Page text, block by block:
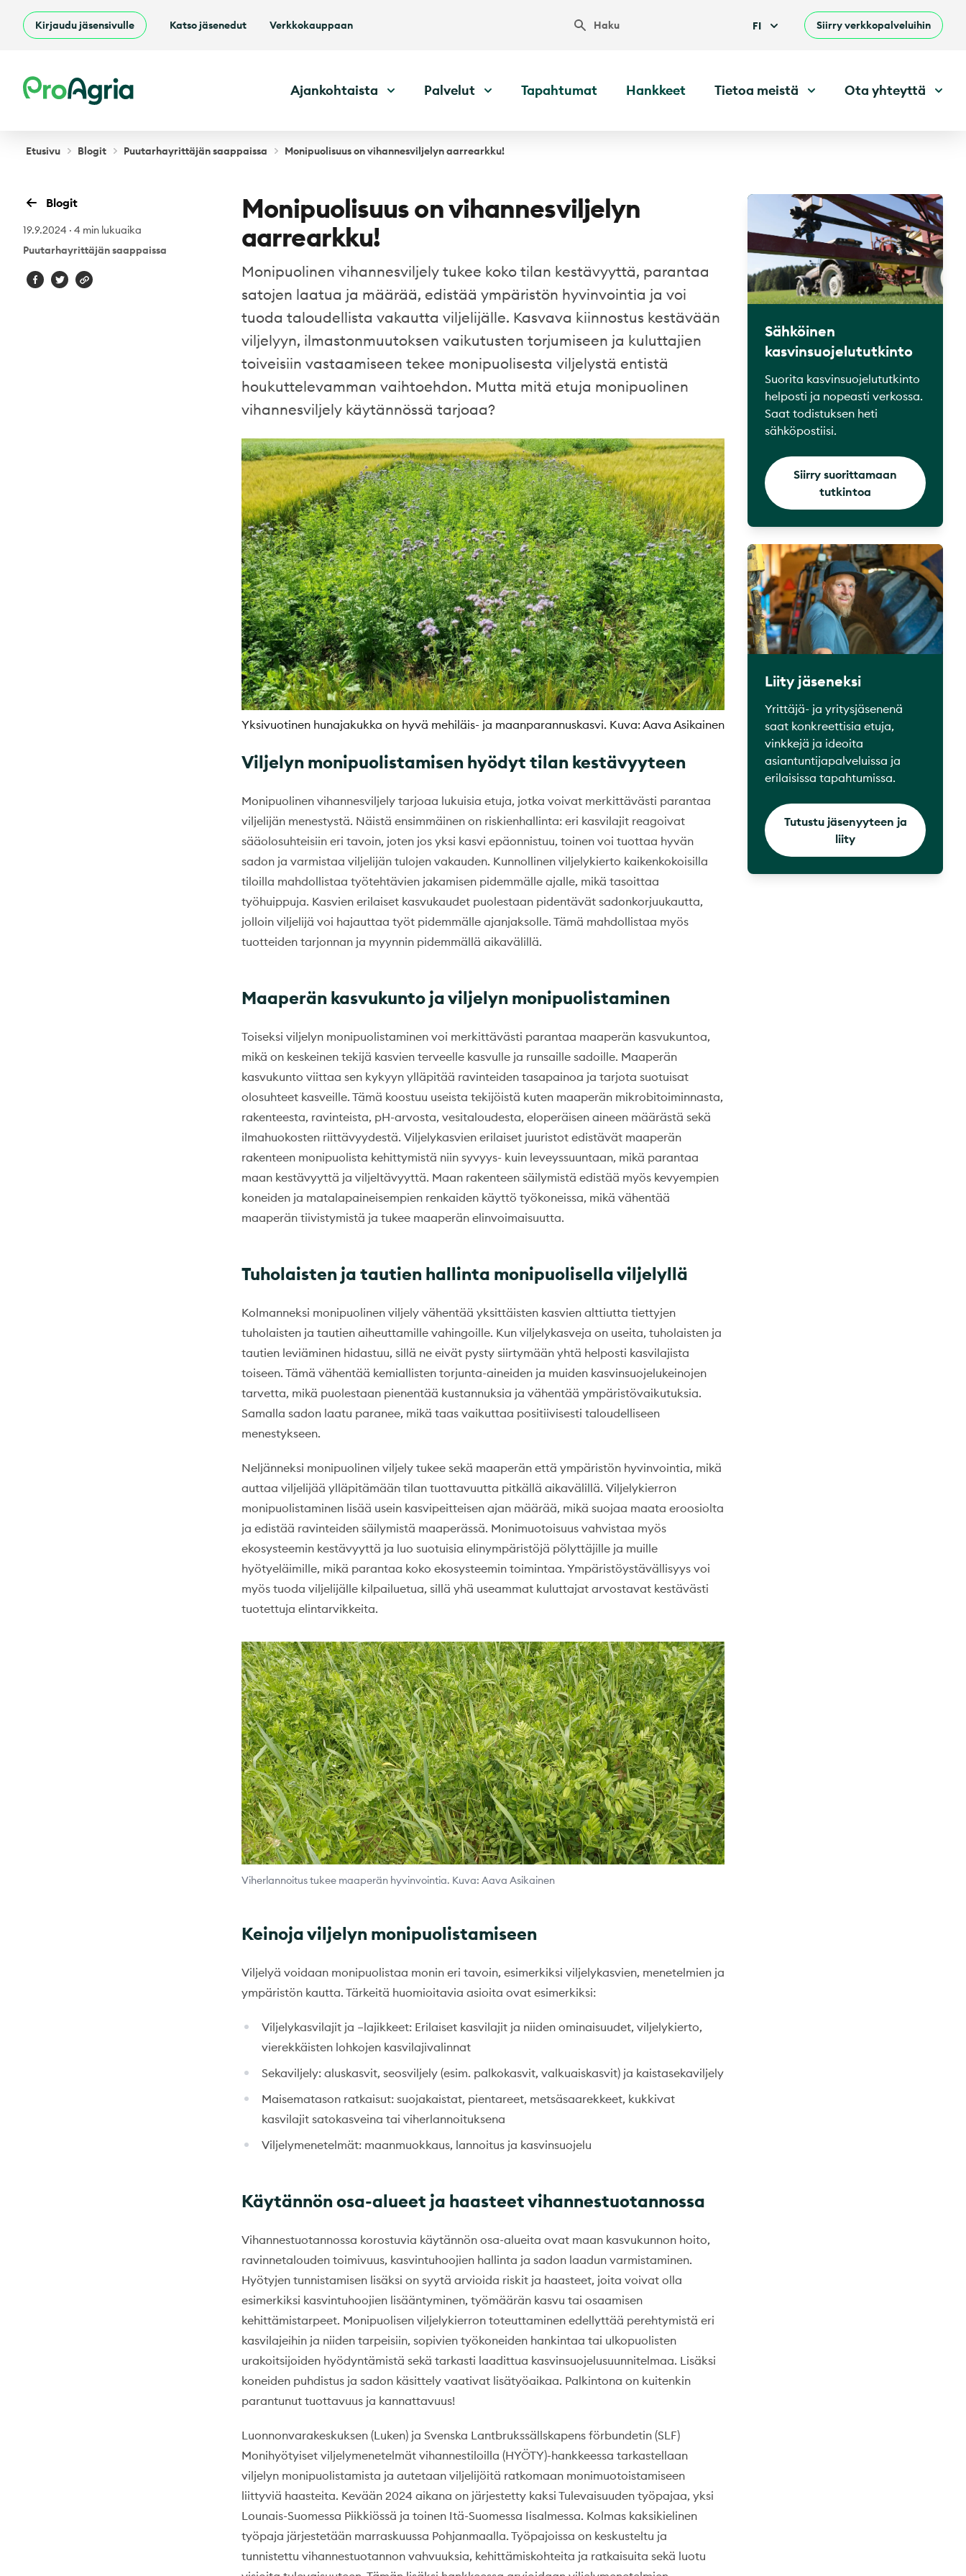
Kirjaudu jäsensivulle Katso jäsenedut Verkkokauppaan Haku FI Siirry verkkopalveluihin
ProAgria Ajankohtaista Palvelut Tapahtumat Hankkeet Tietoa meistä Ota yhteyttä
Etusivu Blogit Puutarhayrittäjän saappaissa Monipuolisuus on vihannesviljelyn aarrearkku!
Blogit
19.9.2024 · 4 min lukuaika
Puutarhayrittäjän saappaissa
Monipuolisuus on vihannesviljelyn
aarrearkku!
Monipuolinen vihannesviljely tukee koko tilan kestävyyttä, parantaa
satojen laatua ja määrää, edistää ympäristön hyvinvointia ja voi
tuoda taloudellista vakautta viljelijälle. Kasvava kiinnostus kestävään
viljelyyn, ilmastonmuutoksen vaikutusten torjumiseen ja kuluttajien
toiveisiin vastaamiseen tekee monipuolisesta viljelystä entistä
houkuttelevamman vaihtoehdon. Mutta mitä etuja monipuolinen
vihannesviljely käytännössä tarjoaa?
Yksivuotinen hunajakukka on hyvä mehiläis- ja maanparannuskasvi. Kuva: Aava Asikainen
Viljelyn monipuolistamisen hyödyt tilan kestävyyteen
Monipuolinen vihannesviljely tarjoaa lukuisia etuja, jotka voivat merkittävästi parantaa
viljelijän menestystä. Näistä ensimmäinen on riskienhallinta: eri kasvilajit reagoivat
sääolosuhteisiin eri tavoin, joten jos yksi kasvi epäonnistuu, toinen voi tuottaa hyvän
sadon ja varmistaa viljelijän tulojen vakauden. Kunnollinen viljelykierto kaikenkokoisilla
tiloilla mahdollistaa työtehtävien jakamisen pidemmälle ajalle, mikä tasoittaa
työhuippuja. Kasvien erilaiset kasvukaudet puolestaan pidentävät sadonkorjuukautta,
jolloin viljelijä voi hajauttaa työt pidemmälle ajanjaksolle. Tämä mahdollistaa myös
tuotteiden tarjonnan ja myynnin pidemmällä aikavälillä.
Maaperän kasvukunto ja viljelyn monipuolistaminen
Toiseksi viljelyn monipuolistaminen voi merkittävästi parantaa maaperän kasvukuntoa,
mikä on keskeinen tekijä kasvien terveelle kasvulle ja runsaille sadoille. Maaperän
kasvukunto viittaa sen kykyyn ylläpitää ravinteiden tasapainoa ja tarjota suotuisat
olosuhteet kasveille. Tämä koostuu useista tekijöistä kuten maaperän mikrobitoiminnasta,
rakenteesta, ravinteista, pH-arvosta, vesitaloudesta, eloperäisen aineen määrästä sekä
ilmahuokosten riittävyydestä. Viljelykasvien erilaiset juuristot edistävät maaperän
rakenteen monipuolista kehittymistä niin syvyys- kuin leveyssuuntaan, mikä parantaa
maan kestävyyttä ja viljeltävyyttä. Maan rakenteen säilymistä edistää myös kevyempien
koneiden ja matalapaineisempien renkaiden käyttö työkoneissa, mikä vähentää
maaperän tiivistymistä ja tukee maaperän elinvoimaisuutta.
Tuholaisten ja tautien hallinta monipuolisella viljelyllä
Kolmanneksi monipuolinen viljely vähentää yksittäisten kasvien alttiutta tiettyjen
tuholaisten ja tautien aiheuttamille vahingoille. Kun viljelykasveja on useita, tuholaisten ja
tautien leviäminen hidastuu, sillä ne eivät pysty siirtymään yhtä helposti kasvilajista
toiseen. Tämä vähentää kemiallisten torjunta-aineiden ja muiden kasvinsuojelukeinojen
tarvetta, mikä puolestaan pienentää kustannuksia ja vähentää ympäristövaikutuksia.
Samalla sadon laatu paranee, mikä taas vaikuttaa positiivisesti taloudelliseen
menestykseen.
Neljänneksi monipuolinen viljely tukee sekä maaperän että ympäristön hyvinvointia, mikä
auttaa viljelijää ylläpitämään tilan tuottavuutta pitkällä aikavälillä. Viljelykierron
monipuolistaminen lisää usein kasvipeitteisen ajan määrää, mikä suojaa maata eroosiolta
ja edistää ravinteiden säilymistä maaperässä. Monimuotoisuus vahvistaa myös
ekosysteemin kestävyyttä ja luo suotuisia elinympäristöjä pölyttäjille ja muille
hyötyeläimille, mikä parantaa koko ekosysteemin toimintaa. Ympäristöystävällisyys voi
myös tuoda viljelijälle kilpailuetua, sillä yhä useammat kuluttajat arvostavat kestävästi
tuotettuja elintarvikkeita.
Viherlannoitus tukee maaperän hyvinvointia. Kuva: Aava Asikainen
Keinoja viljelyn monipuolistamiseen
Viljelyä voidaan monipuolistaa monin eri tavoin, esimerkiksi viljelykasvien, menetelmien ja
ympäristön kautta. Tärkeitä huomioitavia asioita ovat esimerkiksi:
Viljelykasvilajit ja –lajikkeet: Erilaiset kasvilajit ja niiden ominaisuudet, viljelykierto,
vierekkäisten lohkojen kasvilajivalinnat
Sekaviljely: aluskasvit, seosviljely (esim. palkokasvit, valkuaiskasvit) ja kaistasekaviljely
Maisematason ratkaisut: suojakaistat, pientareet, metsäsaarekkeet, kukkivat
kasvilajit satokasveina tai viherlannoituksena
Viljelymenetelmät: maanmuokkaus, lannoitus ja kasvinsuojelu
Käytännön osa-alueet ja haasteet vihannestuotannossa
Vihannestuotannossa korostuvia käytännön osa-alueita ovat maan kasvukunnon hoito,
ravinnetalouden toimivuus, kasvintuhoojien hallinta ja sadon laadun varmistaminen.
Hyötyjen tunnistamisen lisäksi on syytä arvioida riskit ja haasteet, joita voivat olla
esimerkiksi kasvintuhoojien lisääntyminen, työmäärän kasvu tai osaamisen
kehittämistarpeet. Monipuolisen viljelykierron toteuttaminen edellyttää perehtymistä eri
kasvilajeihin ja niiden tarpeisiin, sopivien työkoneiden hankintaa tai ulkopuolisten
urakoitsijoiden hyödyntämistä sekä tarkasti laadittua kasvinsuojelusuunnitelmaa. Lisäksi
koneiden puhdistus ja sadon käsittely vaativat lisätyöaikaa. Palkintona on kuitenkin
parantunut tuottavuus ja kannattavuus!
Luonnonvarakeskuksen (Luken) ja Svenska Lantbrukssällskapens förbundetin (SLF)
Monihyötyiset viljelymenetelmät vihannestiloilla (HYÖTY)-hankkeessa tarkastellaan
viljelyn monipuolistamista ja autetaan viljelijöitä ratkomaan monimuotoistamiseen
liittyviä haasteita. Kevään 2024 aikana on järjestetty kaksi Tulevaisuuden työpajaa, yksi
Lounais-Suomessa Piikkiössä ja toinen Itä-Suomessa Iisalmessa. Kolmas kaksikielinen
työpaja järjestetään marraskuussa Pohjanmaalla. Työpajoissa on keskusteltu ja
tunnistettu vihannestuotannon vahvuuksia, kehittämiskohteita ja ratkaisuita sekä luotu
Sähköinen
kasvinsuojelututkinto
Suorita kasvinsuojelututkinto
helposti ja nopeasti verkossa.
Saat todistuksen heti
sähköpostiisi.
Siirry suorittamaan
tutkintoa
Liity jäseneksi
Yrittäjä- ja yritysjäsenenä
saat konkreettisia etuja,
vinkkejä ja ideoita
asiantuntijapalveluissa ja
erilaisissa tapahtumissa.
Tutustu jäsenyyteen ja
liity